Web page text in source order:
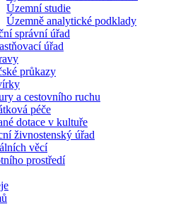
Územní studie
Územně analytické podklady
správní úřad
úřad
průkazy
a cestovního ruchu
péče
dotace v kultuře
živnostenský úřad
věcí
prostředí